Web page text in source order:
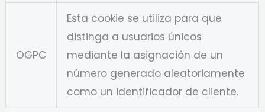
OGPC
Esta cookie se utiliza para que
distinga a usuarios únicos
mediante la asignación de un
número generado aleatoriamente
como un identificador de cliente.